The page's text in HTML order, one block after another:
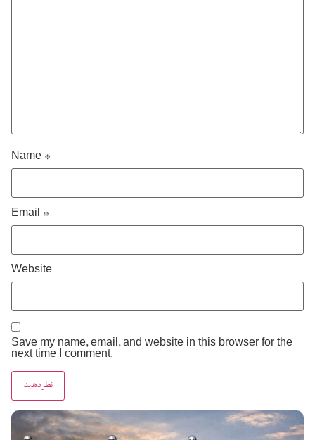
Name *
Email *
Website
Save my name, email, and website in this browser for the
next time I comment.